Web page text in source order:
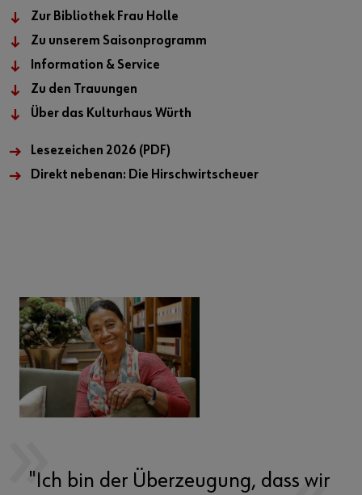
Zur Bibliothek Frau Holle
Zu unserem Saisonprogramm
Information & Service
Zu den Trauungen
Über das Kulturhaus Würth
Lesezeichen 2026 (PDF)
Direkt nebenan: Die Hirschwirtscheuer
"Ich bin der Überzeugung, dass wir